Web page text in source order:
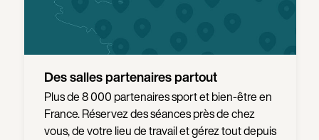
Sans engagement
Pas de contrainte ou de frais supplémentaires :
votre abonnement est sans engagement et
vous pouvez le modifier à tout moment.